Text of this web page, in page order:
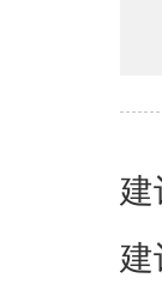
建
建